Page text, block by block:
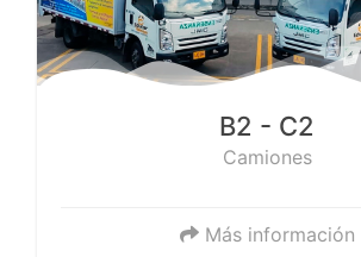
B2 - C2
Camiones
Más información
Licencia tipo B2
Capacitación y certificación
vehículos tipo Automóvil,
Camión, Buseta y Bus.